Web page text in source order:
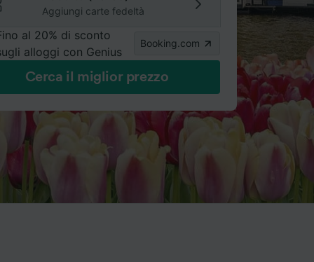
Aggiungi carte fedeltà
al 20% di sconto
alloggi con Genius
Booking.com
Cerca il miglior prezzo